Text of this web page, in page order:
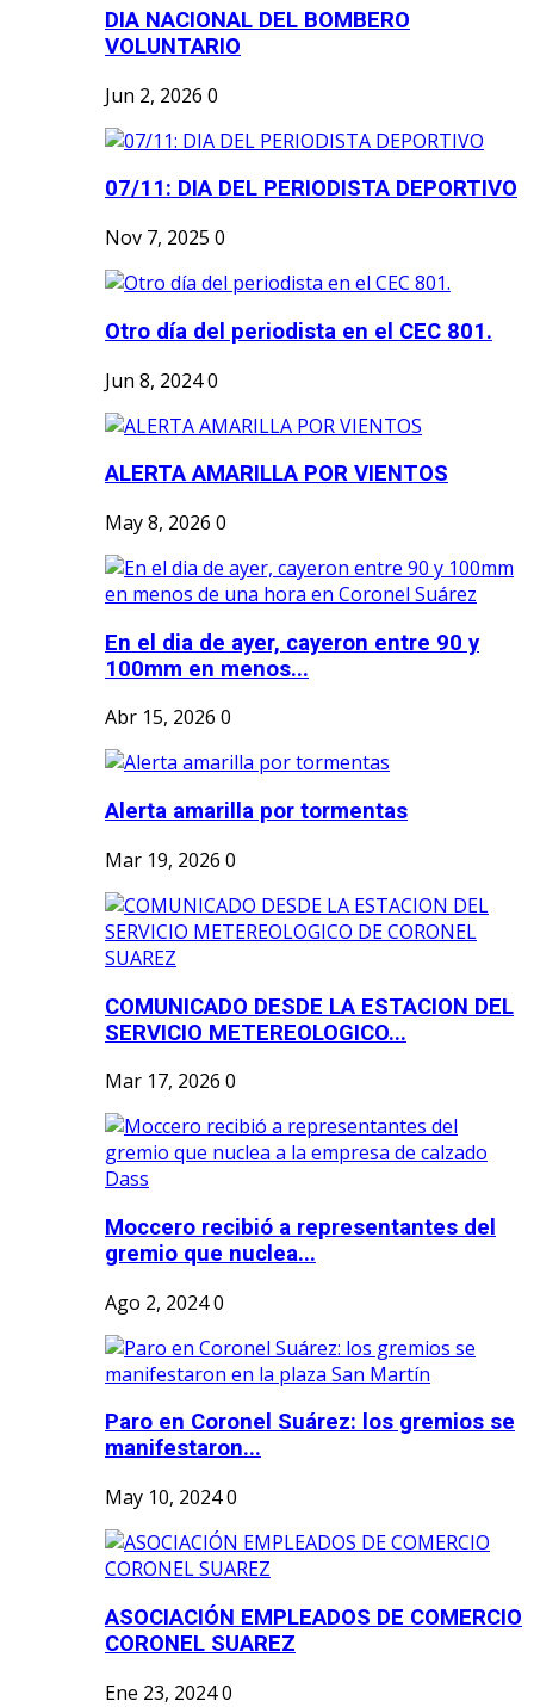
DIA NACIONAL DEL BOMBERO
VOLUNTARIO
Jun 2, 2026 0
07/11: DIA DEL PERIODISTA DEPORTIVO
Nov 7, 2025 0
Otro día del periodista en el CEC 801.
Jun 8, 20240
ALERTA AMARILLA POR VIENTOS
May 8, 2026 0
En el dia de ayer, cayeron entre 90 y
100mm en menos...
Abr 15, 2026 0
Alerta amarilla por tormentas
Mar 19, 2026 0
COMUNICADO DESDE LA ESTACION DEL
SERVICIO METEREOLOGICO...
Mar 17, 2026 0
Moccero recibió a representantes del
gremio que nuclea...
Ago 2, 20240
Paro en Coronel Suárez: los gremios se
manifestaron...
May 10, 20240
ASOCIACIÓN EMPLEADOS DE COMERCIO
CORONEL SUAREZ
Ene 23, 20240